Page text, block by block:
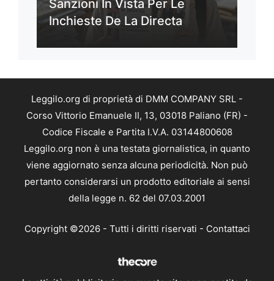
Sanzioni In Vista Per Le
Inchieste De La Directa
Leggilo.org di proprietà di DMM COMPANY SRL -
Corso Vittorio Emanuele II, 13, 03018 Paliano (FR) -
Codice Fiscale e Partita I.V.A. 03144800608
Leggilo.org non è una testata giornalistica, in quanto
viene aggiornato senza alcuna periodicità. Non può
pertanto considerarsi un prodotto editoriale ai sensi
della legge n. 62 del 07.03.2001
Copyright ©2026 - Tutti i diritti riservati - Contattaci